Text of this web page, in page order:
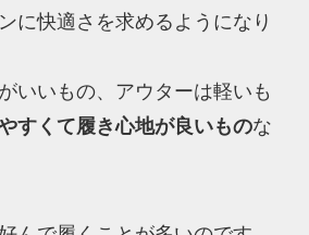
に快適さを求めるようになり
いいもの、アウターは軽いも
すくて履き心地が良いものな